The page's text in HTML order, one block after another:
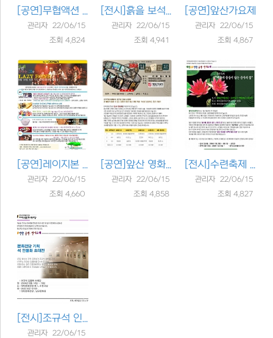
[공연] 무협액션 뮤지컬 '로미오와..
관리자 22/06/15
조회 4,824
[전시]흙을 보석으로 만든 56년 ..
관리자 22/06/15
조회 4,941
[공연] 앞산가요제
관리자 22/06/15
조회 4,867
[공연] 레이지본 콘서트
관리자 22/06/15
조회 4,660
[공연]앞산 영화제
관리자 22/06/15
조회 4,858
[전시] 수련축제 "세속에 물들지 ..
관리자 22/06/15
조회 4,827
[전시] 조규석 인물화 초대전
관리자 22/06/15